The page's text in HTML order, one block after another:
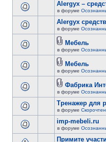
Alergyx –
в форуме
Alergyx
в форуме
Мебель
в форуме
Мебель
в форуме
Фабрика
в форуме
Тренажер для
в форуме
imp-mebeli.ru
в форуме
Примите